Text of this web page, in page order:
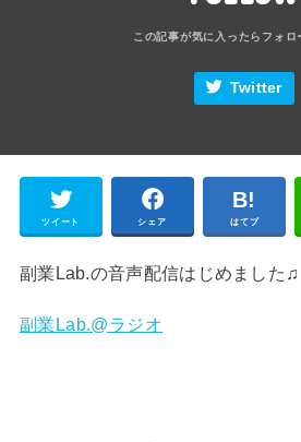
Twitter
ツイート シェア はてブ
副業Lab.の音声配信はじめました♫
副業Lab.@ラジオ